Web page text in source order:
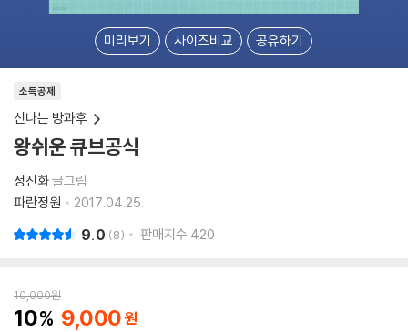
미리보기 사이즈비교 공유하기
소득공제
신나는 방과후
왕쉬운 큐브공식
정진화글그림
파란정원
2017.04.25.
9.0 8 판매지수 420
10,000원
10 9,000